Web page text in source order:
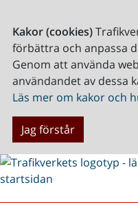
Kakor (cookies)
förbättra och anpassa
Genom att använda
användandet av dessa
Läs mer om kakor och
Jag förstår